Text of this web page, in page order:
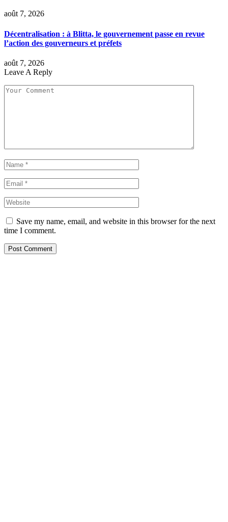
août 7, 2026
Décentralisation : à Blitta, le gouvernement passe en revue
l’action des gouverneurs et préfets
août 7, 2026
Leave A Reply
Save my name, email, and website in this browser for the next
time I comment.